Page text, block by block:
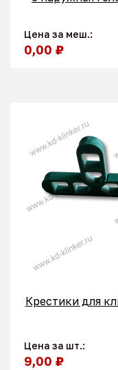
Цена за меш.:
0,00 ₽
Крестики для
Цена за шт.:
9,00 ₽